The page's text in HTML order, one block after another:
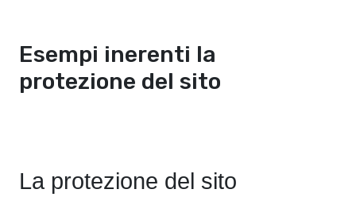
Esempi inerenti la
protezione del sito
La protezione del sito